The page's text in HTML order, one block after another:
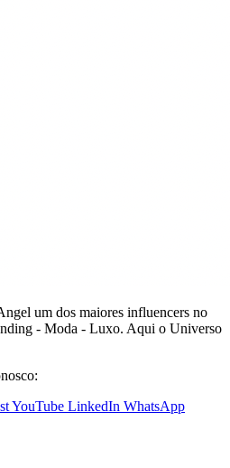
um dos maiores influencers no
- Moda - Luxo. Aqui o Universo
YouTube LinkedIn WhatsApp